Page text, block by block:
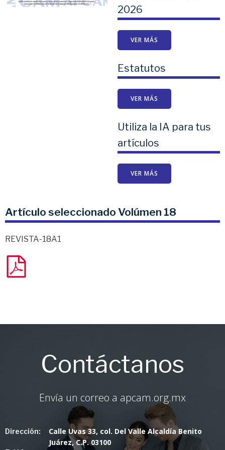
2026
VER MÁS
Estatutos
VER MÁS
Utiliza la IA para tus
artículos
VER MÁS
Artículo seleccionado Volúmen 18
REVISTA-18A1
Contáctanos
Envía un correo a apcam.org.mx
Dirección:
Calle Uvas 33, col. Del Valle Alcaldía Benito
Juárez, C.P. 03100